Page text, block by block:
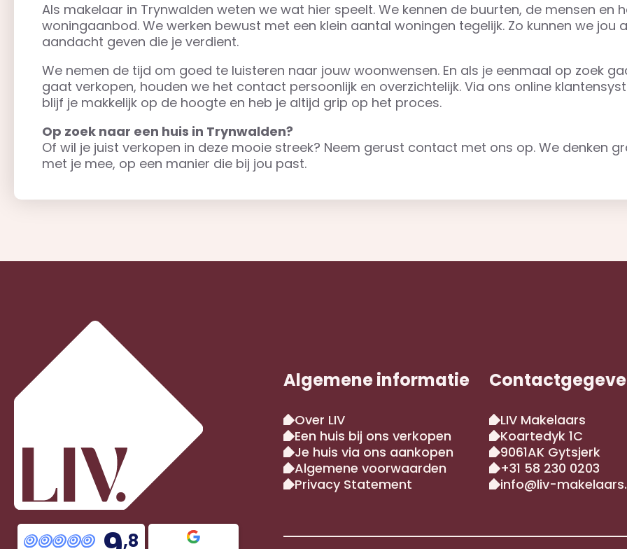
Als makelaar in Trynwalden weten we wat hier speelt. We kennen de buurten, de mensen en
woningaanbod. We werken bewust met een klein aantal woningen tegelijk. Zo kunnen we jou
aandacht geven die je verdient.
We nemen de tijd om goed te luisteren naar jouw woonwensen. En als je eenmaal op zoek
gaat verkopen, houden we het contact persoonlijk en overzichtelijk. Via ons online
blijf je makkelijk op de hoogte en heb je altijd grip op het proces.
Op zoek naar een huis in Trynwalden?
Of wil je juist verkopen in deze mooie streek? Neem gerust contact met ons op. We denken
met je mee, op een manier die bij jou past.
,8
Algemene informatie
Over LIV
Een huis bij ons verkopen
Je huis via ons aankopen
Algemene voorwaarden
Privacy Statement
LIV Makelaars
Koartedyk 1C
9061AK Gytsjerk
‪+31 58 230 0203‬
info@liv-